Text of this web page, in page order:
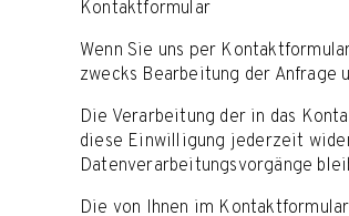
Kontaktformular
Wenn Sie uns per
zwecks Bearbeitung der Anfrage
Die Verarbeitung der in das
diese Einwilligung jederzeit
Datenverarbeitungsvorgänge
Die von Ihnen im